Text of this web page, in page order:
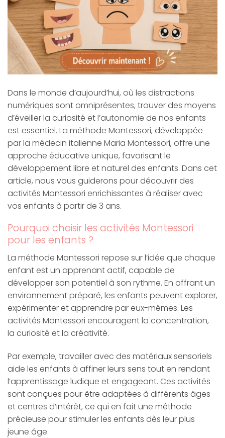
Dans le monde d’aujourd’hui, où les distractions
numériques sont omniprésentes, trouver des moyens
d’éveiller la curiosité et l’autonomie de nos enfants
est essentiel. La méthode Montessori, développée
par la médecin italienne Maria Montessori, offre une
approche éducative unique, favorisant le
développement libre et naturel des enfants. Dans cet
article, nous vous guiderons pour découvrir des
activités Montessori enrichissantes à réaliser avec
vos enfants à partir de 3 ans.
Pourquoi choisir les activités Montessori
pour les enfants ?
La méthode Montessori repose sur l’idée que chaque
enfant est un apprenant actif, capable de
développer son potentiel à son rythme. En offrant un
environnement préparé, les enfants peuvent explorer,
expérimenter et apprendre par eux-mêmes. Les
activités Montessori encouragent la concentration,
la curiosité et la créativité.
Par exemple, travailler avec des matériaux sensoriels
aide les enfants à affiner leurs sens tout en rendant
l’apprentissage ludique et engageant. Ces activités
sont conçues pour être adaptées à différents âges
et centres d’intérêt, ce qui en fait une méthode
précieuse pour stimuler les enfants dès leur plus
jeune âge.